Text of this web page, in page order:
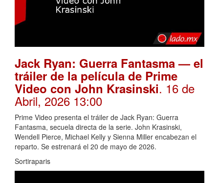
Jack Ryan: Guerra Fantasma — el
tráiler de la película de Prime
Video con John Krasinski. 16 de
Abril, 2026 13:00
Prime Video presenta el tráiler de Jack Ryan: Guerra
Fantasma, secuela directa de la serie. John Krasinski,
Wendell Pierce, Michael Kelly y Sienna Miller encabezan el
reparto. Se estrenará el 20 de mayo de 2026.
Sortiraparis